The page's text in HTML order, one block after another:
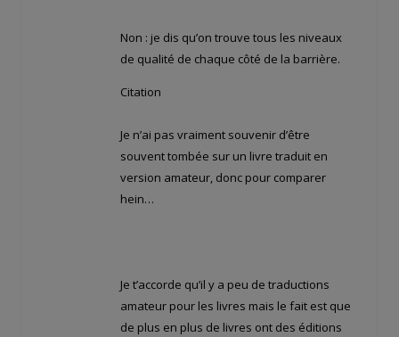
Non : je dis qu’on trouve tous les niveaux
de qualité de chaque côté de la barrière.
Citation
Je n’ai pas vraiment souvenir d’être
souvent tombée sur un livre traduit en
version amateur, donc pour comparer
hein…
Je t’accorde qu’il y a peu de traductions
amateur pour les livres mais le fait est que
de plus en plus de livres ont des éditions